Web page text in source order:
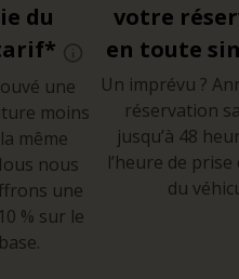
du
une
moins
même
nous
une
% sur le
votre
en toute
Un imprévu ?
réservation
jusqu’à 48
l’heure de
du